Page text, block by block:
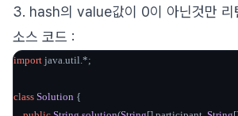
3. hash의 value값이 0이 아닌것만 리
소스 코드 :
import java. util .*;
class Solution {